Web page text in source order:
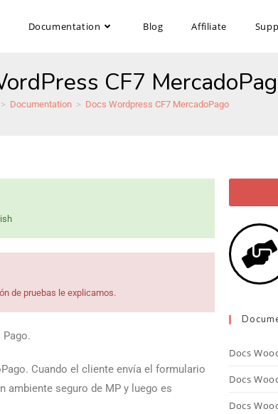
Documentation Blog Affiliate
CF7
> Documentation > Docs Wordpress CF7 MercadoPago
de pruebas le explicamos.
Cuando el cliente envía el formulario
ambiente seguro de MP y luego es
Docs
Docs
Docs